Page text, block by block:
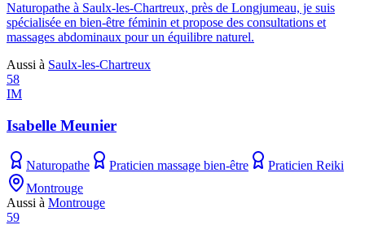
Naturopathe à Saulx-les-Chartreux, près de Longjumeau, je suis
spécialisée en bien-être féminin et propose des consultations et
massages abdominaux pour un équilibre naturel.
Aussi à Saulx-les-Chartreux
58
IM
Isabelle Meunier
Naturopathe Praticien massage bien-être
Praticien Reiki
Montrouge
Aussi à Montrouge
59